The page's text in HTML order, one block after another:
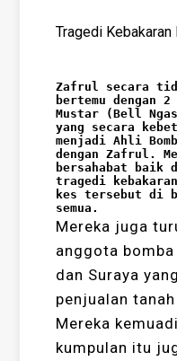
Tragedi
Zafrul secara
bertemu dengan
Mustar (Bell
yang secara
menjadi Ahli
dengan Zafrul.
bersahabat baik
tragedi
kes tersebut di
semua.
Mereka juga
anggota
dan Suraya
penjualan
Mereka
kumpulan itu